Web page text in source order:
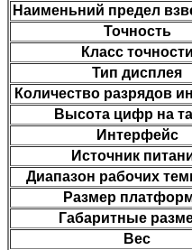
Наименьний предел
Точность
Класс точности
Тип дисплея
Количество разрядов
Высота цифр на
Интерфейс
Источник
Диапазон рабочих
Размер
Габаритные
Вес